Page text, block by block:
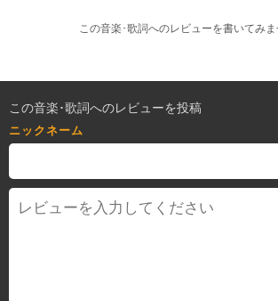
この音楽･歌詞へのレビューを書いてみま
この音楽･歌詞へのレビューを投稿
ニックネーム